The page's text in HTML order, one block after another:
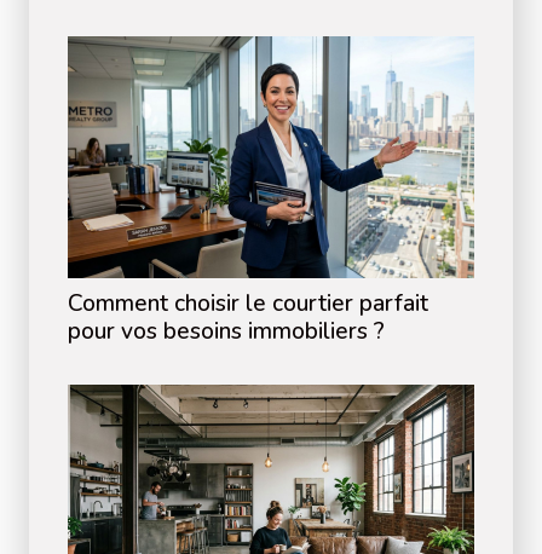
Comment choisir le courtier parfait
pour vos besoins immobiliers ?